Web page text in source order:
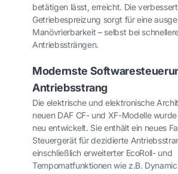
betätigen lässt, erreicht. Die
Getriebespreizung sorgt für eine
Manövrierbarkeit – selbst bei
Antriebssträngen.
Modernste
Antriebsstrang
Die elektrische und elektronische
neuen DAF CF- und XF-Modelle
neu entwickelt. Sie enthält ein neues
Steuergerät für dezidierte
einschließlich erweiterter EcoRoll- und
Tempomatfunktionen wie z.B.